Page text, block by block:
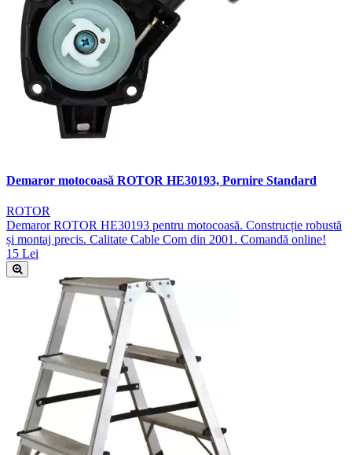
Demaror motocoasă ROTOR HE30193, Pornire Standard
ROTOR
Demaror ROTOR HE30193 pentru motocoasă. Construcție robustă
și montaj precis. Calitate Cable Com din 2001. Comandă online!
15 Lei